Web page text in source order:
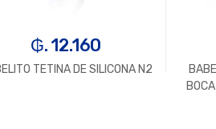
₲. 12.160
TETINA DE SILICONA N2